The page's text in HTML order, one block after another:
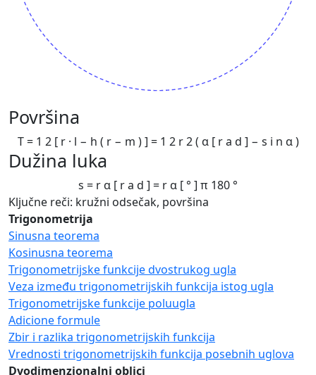
Površina
T = 1 2 [ r · l − h ( r − m ) ] = 1 2 r 2 ( α [ r a d ] − s i n α )
Dužina luka
s = rα [ ra d ] = rα [ ° ] π 180 °
Ključne reči: kružni odsečak, površina
Trigonometrija
Sinusna teorema
Kosinusna teorema
Trigonometrijske funkcije dvostrukog ugla
Veza između trigonometrijskih funkcija istog ugla
Trigonometrijske funkcije poluugla
Adicione formule
Zbir i razlika trigonometrijskih funkcija
Vrednosti trigonometrijskih funkcija posebnih uglova
Dvodimenzionalni oblici